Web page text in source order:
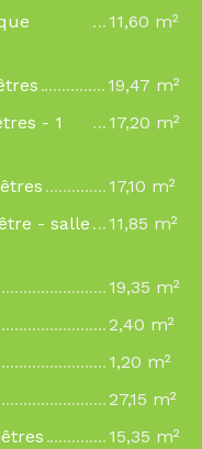
11,60 m²
19,47 m²
- 1
17,20 m²
17,10 m²
- salle
11,85 m²
19,35 m²
2,40 m²
1,20 m²
27,15 m²
15,35 m²